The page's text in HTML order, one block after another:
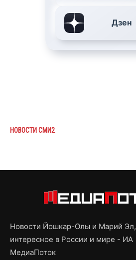
Дзен
НОВОСТИ СМИ2
Новости Йошкар-Олы и Марий Эл,
интересное в России и мире - ИА
МедиаПоток